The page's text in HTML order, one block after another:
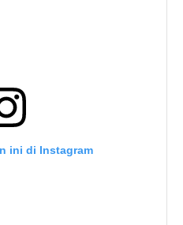
ini di Instagram